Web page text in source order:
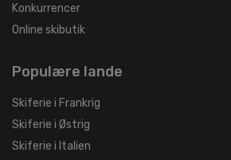
Konkurrencer
Online skibutik
Populære lande
Skiferie i Frankrig
Skiferie i Østrig
Skiferie i Italien